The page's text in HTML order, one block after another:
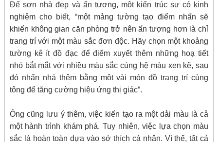
Để sơn nhà đẹp và ấn tượng, một kiến trúc sư có kinh
nghiệm cho biết, “một mảng tường tạo điểm nhấn sẽ
khiến không gian căn phòng trở nên ấn tượng hơn là chỉ
trang trí với một màu sắc đơn độc. Hãy chọn một khoảng
tường kê ít đồ đạc để điểm xuyết thêm những hoạ tiết
nhỏ bắt mắt với nhiều màu sắc cùng hệ màu xen kẽ, sau
đó nhấn nhá thêm bằng một vài món đồ trang trí cùng
tông để tăng cường hiệu ứng thị giác”.
Ông cũng lưu ý thêm, việc kiến tạo ra một dải màu là cả
một hành trình khám phá. Tuy nhiên, việc lựa chọn màu
sắc là hoàn toàn dựa vào sở thích cá nhân. Vì thế, tất cả